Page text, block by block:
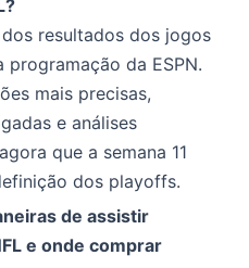
resultados dos jogos
da ESPN.
mais precisas,
e análises
que a semana 11
dos playoffs.
de assistir
e onde comprar